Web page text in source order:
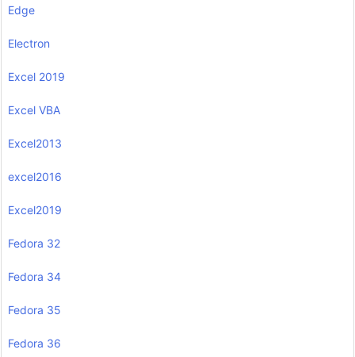
Edge
Electron
Excel 2019
Excel VBA
Excel2013
excel2016
Excel2019
Fedora 32
Fedora 34
Fedora 35
Fedora 36